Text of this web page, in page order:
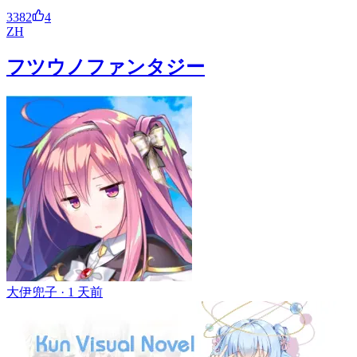
3382
4
ZH
フツウノファンタジー
大伊兜子 · 1 天前